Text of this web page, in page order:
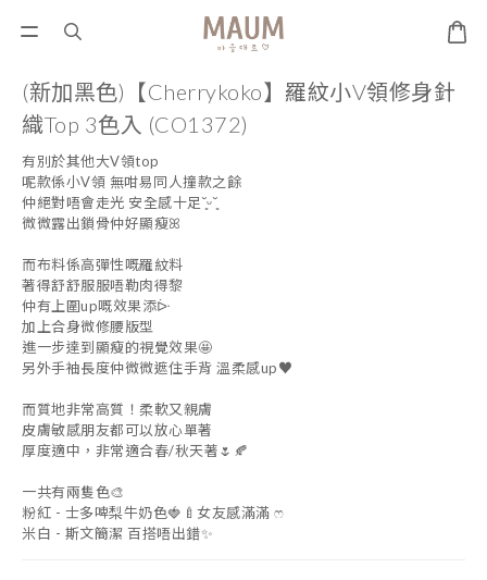
(新加黑色)【Cherrykoko】羅紋小V領修身針
織Top 3色入 (CO1372)
有別於其他大V領top
呢款係小V領 無咁易同人撞款之餘
仲絕對唔會走光 安全感十足˘͈ᵕ˘͈
微微露出鎖骨仲好顯瘦ꕤ
而布料係高彈性嘅羅紋料
著得舒舒服服唔勒肉得黎
仲有上圍up嘅效果添ᐕ
加上合身微修腰版型
進一步達到顯瘦的視覺效果🤩
另外手袖長度仲微微遮住手背 溫柔感up♥︎
而質地非常高質！柔軟又親膚
皮膚敏感朋友都可以放心單著
厚度適中，非常適合春/秋天著🌷🍂
一共有兩隻色🎨
粉紅 - 士多啤梨牛奶色🍓🍼女友感滿滿 ෆ
米白 - 斯文簡潔 百搭唔出錯✨